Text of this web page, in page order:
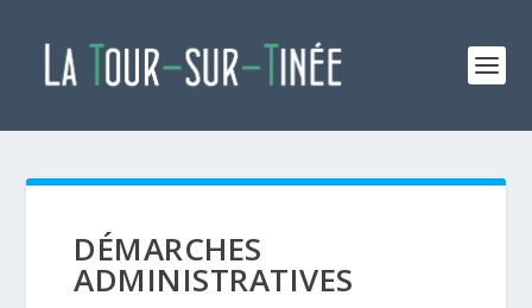
DÉMARCHES
ADMINISTRATIVES